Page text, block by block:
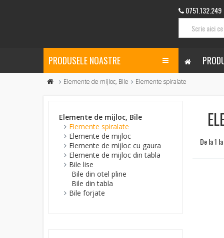
0751.132.249
PRODUSELE NOASTRE
Elemente de mijloc, Bile Elemente spiralate
De la 1
Elemente de mijloc, Bile
Elemente spiralate
Elemente de mijloc
Elemente de mijloc cu gaura
Elemente de mijloc din tabla
Bile lise
Bile din otel pline
Bile din tabla
Bile forjate